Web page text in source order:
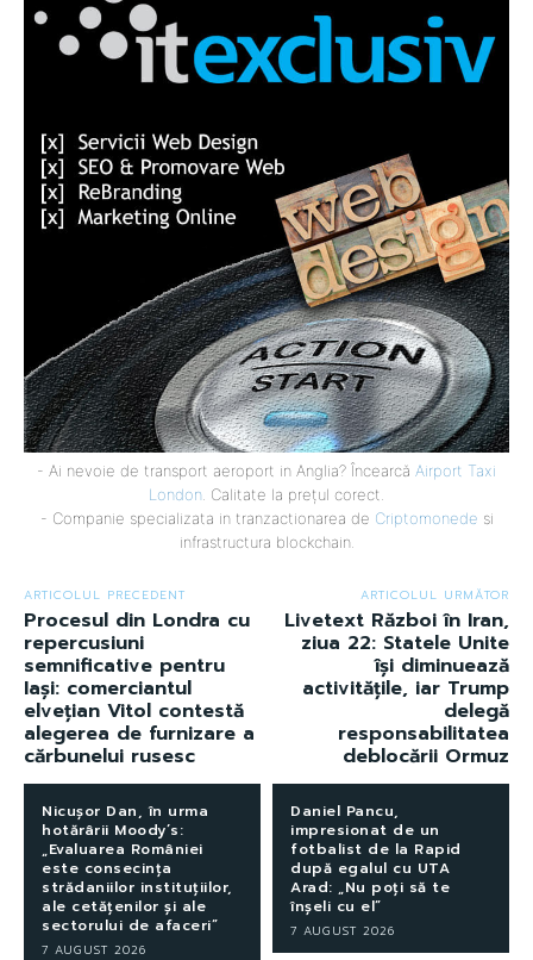
- Ai nevoie de transport aeroport in Anglia? Încearcă Airport Taxi
London . Calitate la prețul corect.
- Companie specializata in tranzactionarea de Criptomonede si
infrastructura blockchain.
ARTICOLUL PRECEDENT
Procesul din Londra cu
repercusiuni
semnificative pentru
Iași: comerciantul
elvețian Vitol contestă
alegerea de furnizare a
cărbunelui rusesc
ARTICOLUL URMĂTOR
Livetext Război în Iran,
ziua 22: Statele Unite
își diminuează
activitățile, iar Trump
delegă
responsabilitatea
deblocării Ormuz
Nicușor Dan, în urma
hotărârii Moody’s:
„Evaluarea României
este consecința
strădaniilor instituțiilor,
ale cetățenilor și ale
sectorului de afaceri”
7 AUGUST 2026
Daniel Pancu,
impresionat de un
fotbalist de la Rapid
după egalul cu UTA
Arad: „Nu poți să te
înșeli cu el”
7 AUGUST 2026